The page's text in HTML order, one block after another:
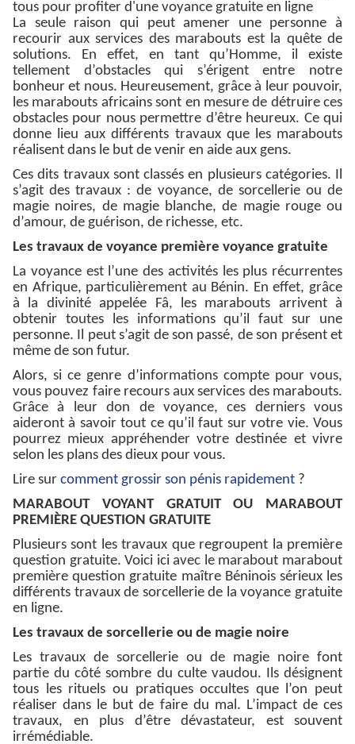
tous pour profiter d'une voyance gratuite en ligne
La seule raison qui peut amener une personne à
recourir aux services des marabouts est la quête de
solutions. En effet, en tant qu’Homme, il existe
tellement d’obstacles qui s’érigent entre notre
bonheur et nous. Heureusement, grâce à leur pouvoir,
les marabouts africains sont en mesure de détruire ces
obstacles pour nous permettre d’être heureux. Ce qui
donne lieu aux différents travaux que les marabouts
réalisent dans le but de venir en aide aux gens.
Ces dits travaux sont classés en plusieurs catégories. Il
s’agit des travaux : de voyance, de sorcellerie ou de
magie noires, de magie blanche, de magie rouge ou
d’amour, de guérison, de richesse, etc.
Les travaux de voyance première voyance gratuite
La voyance est l’une des activités les plus récurrentes
en Afrique, particulièrement au Bénin. En effet, grâce
à la divinité appelée Fâ, les marabouts arrivent à
obtenir toutes les informations qu’il faut sur une
personne. Il peut s’agit de son passé, de son présent et
même de son futur.
Alors, si ce genre d’informations compte pour vous,
vous pouvez faire recours aux services des marabouts.
Grâce à leur don de voyance, ces derniers vous
aideront à savoir tout ce qu’il faut sur votre vie. Vous
pourrez mieux appréhender votre destinée et vivre
selon les plans des dieux pour vous.
Lire sur comment grossir son pénis rapidement ?
MARABOUT VOYANT GRATUIT OU MARABOUT
PREMIÈRE QUESTION GRATUITE
Plusieurs sont les travaux que regroupent la première
question gratuite. Voici ici avec le marabout marabout
première question gratuite maître Béninois sérieux les
différents travaux de sorcellerie de la voyance gratuite
en ligne.
Les travaux de sorcellerie ou de magie noire
Les travaux de sorcellerie ou de magie noire font
partie du côté sombre du culte vaudou. Ils désignent
tous les rituels ou pratiques occultes que l’on peut
réaliser dans le but de faire du mal. L’impact de ces
travaux, en plus d’être dévastateur, est souvent
irrémédiable.